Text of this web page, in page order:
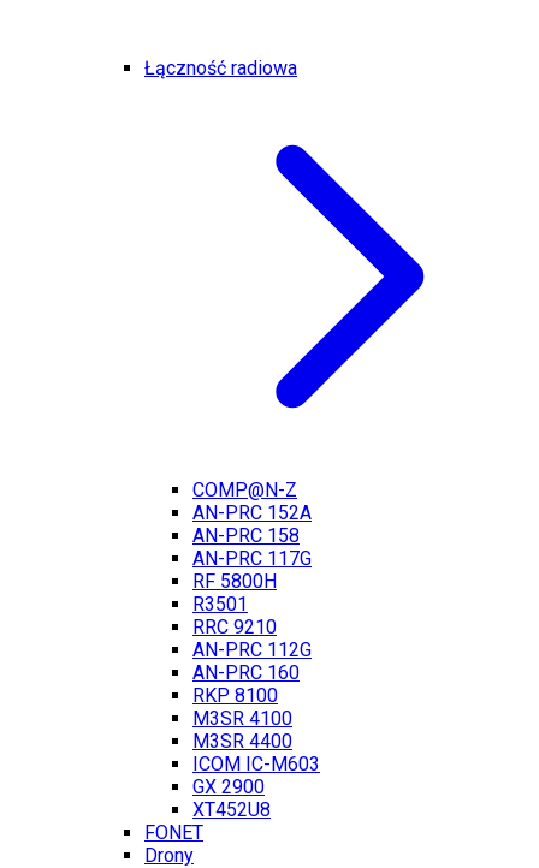
Łączność radiowa
COMP@N-Z
AN-PRC 152A
AN-PRC 158
AN-PRC 117G
RF 5800H
R3501
RRC 9210
AN-PRC 112G
AN-PRC 160
RKP 8100
M3SR 4100
M3SR 4400
ICOM IC-M603
GX 2900
XT452U8
FONET
Drony